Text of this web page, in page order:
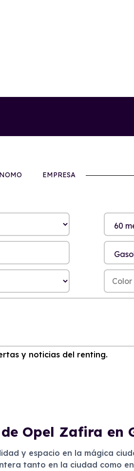
EMPRESA
y noticias del renting.
Opel Zafira en
y espacio en la mágica
tanto en la ciudad como